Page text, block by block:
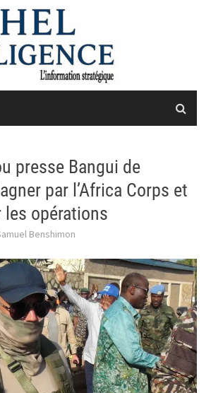
presse Bangui de
par l’Africa Corps et
les opérations
Benshimon